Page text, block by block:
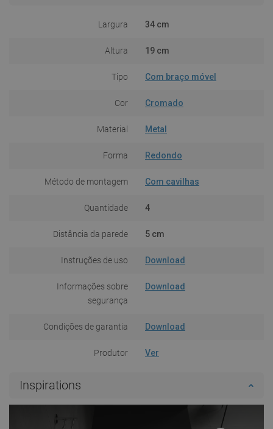
Largura 34 cm
Altura 19 cm
Tipo Com braço móvel
Cor Cromado
Material Metal
Forma Redondo
Método de montagem Com cavilhas
Quantidade 4
Distância da parede 5 cm
Instruções de uso Download
Informações sobre
segurança
Download
Condições de garantia Download
Produtor Ver
Inspirations